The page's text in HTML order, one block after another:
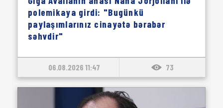
polemikaya girdi: "Bugünkü
paylaşımlarınız cinayətə bərabər
səhvdir"
06.08.2026 11:47 73